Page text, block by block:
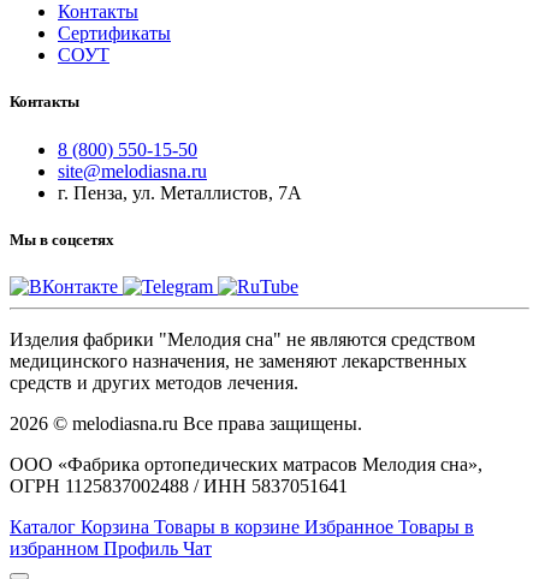
Контакты
Сертификаты
СОУТ
Контакты
8 (800) 550-15-50
site@melodiasna.ru
г. Пенза, ул. Металлистов, 7А
Мы в соцсетях
Изделия фабрики "Мелодия сна" не являются средством
медицинского назначения, не заменяют лекарственных
средств и других методов лечения.
2026 © melodiasna.ru Все права защищены.
ООО «Фабрика ортопедических матрасов Мелодия сна»,
ОГРН 1125837002488 / ИНН 5837051641
Каталог Корзина Товары в корзине Избранное Товары в
избранном Профиль Чат